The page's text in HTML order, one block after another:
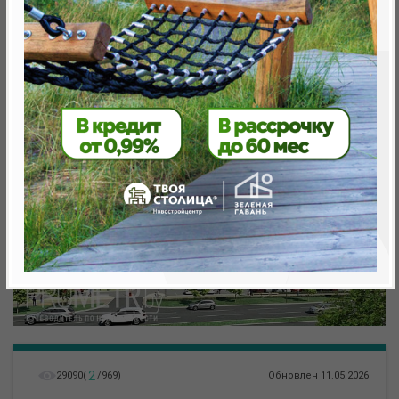
метро «Ковальская Слобода», 566 м
29090( 2 /969) Обновлен 11.05.2026